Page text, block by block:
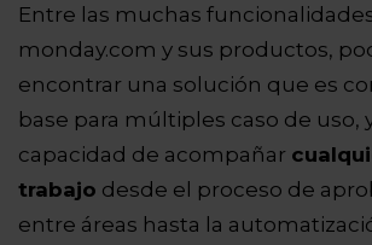
Entre las muchas
monday.com y sus productos,
encontrar una solución que es
base para múltiples caso de uso,
capacidad de acompañar
trabajo desde el proceso de
entre áreas hasta la